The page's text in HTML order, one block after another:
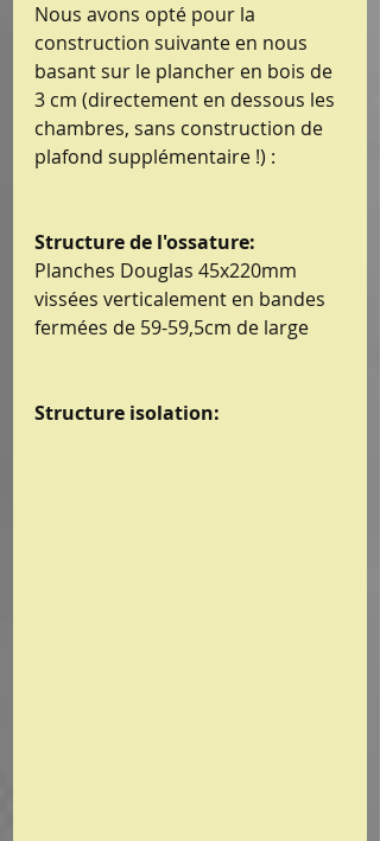
Nous avons opté pour la
construction suivante en nous
basant sur le plancher en bois de
3 cm (directement en dessous les
chambres, sans construction de
plafond supplémentaire !) :
Structure de l'ossature:
Planches Douglas 45x220mm
vissées verticalement en bandes
fermées de 59-59,5cm de large
Structure isolation: